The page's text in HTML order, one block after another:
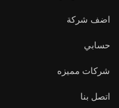
اضف شركة
حسابي
شركات مميزه
اتصل بنا